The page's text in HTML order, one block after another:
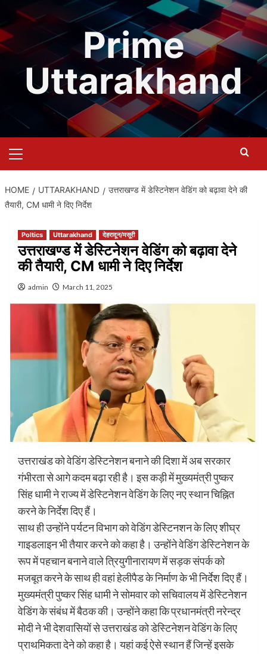
content
Prime
Uttarakhand
Menu
HOME UTTARAKHAND
उत्तराखण्ड में डेस्टिनेशन वेडिंग को बढ़ावा देने की
तैयारी, CM धामी ने दिए निर्देश
Poltics Uttarakhand देहरादून/मसूरी
उत्तराखण्ड में डेस्टिनेशन वेडिंग को बढ़ावा देने
की तैयारी, CM धामी ने दिए निर्देश
admin March 11, 2025
उत्तराखंड को वेडिंग डेस्टिनेशन बनाने की दिशा में अब सरकार
गंभीरता से आगे कदम बढ़ा रही है। इस कड़ी में मुख्यमंत्री पुष्कर
सिंह धामी ने राज्य में डेस्टिनेशन वेडिंग के लिए नए स्थान चिह्नित
करने के निर्देश दिए हैं।
साथ ही उन्होंने पर्यटन विभाग को वेडिंग डेस्टिनशन के लिए शीघ्र
गाइडलाइन भी तैयार करने को कहा है। उन्होंने वेडिंग डेस्टिनेशन के
रूप में पहचान बनाने वाले त्रियुगीनारायण में सड़क संपर्क को
मजबूत करने के साथ ही वहां हेलीपैड के निर्माण के भी निर्देश दिए हैं।
मुख्यमंत्री पुष्कर सिंह धामी ने सोमवार को सचिवालय में डेस्टिनेशन
वेडिंग के संबंध में बैठक की। उन्होंने कहा कि प्रधानमंत्री नरेन्द्र
मोदी ने भी देशवासियों से उत्तराखंड को डेस्टिनेशन वेडिंग के लिए
प्राथमिकता देने को कहा है। यहां कई ऐसे स्थान हैं जिन्हें इसके